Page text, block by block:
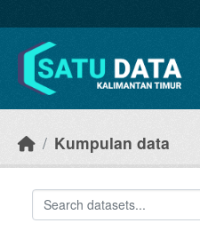
Kumpulan data